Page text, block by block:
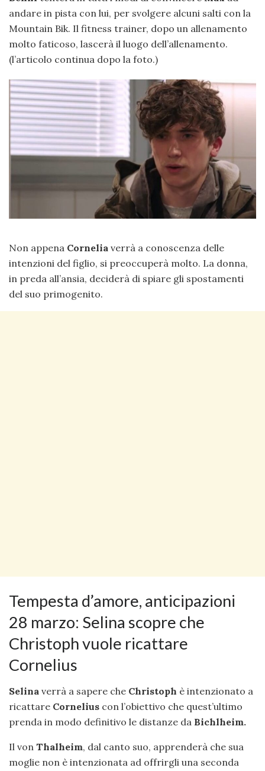
andare in pista con lui, per svolgere alcuni salti con la
Mountain Bik. Il fitness trainer, dopo un allenamento
molto faticoso, lascerà il luogo dell’allenamento.
(l’articolo continua dopo la foto.)
Non appena Cornelia verrà a conoscenza delle
intenzioni del figlio, si preoccuperà molto. La donna,
in preda all’ansia, deciderà di spiare gli spostamenti
del suo primogenito.
Tempesta d’amore, anticipazioni
28 marzo: Selina scopre che
Christoph vuole ricattare
Cornelius
Selina verrà a sapere che Christoph è intenzionato a
ricattare Cornelius con l’obiettivo che quest’ultimo
prenda in modo definitivo le distanze da Bichlheim.
Il von Thalheim, dal canto suo, apprenderà che sua
moglie non è intenzionata ad offrirgli una seconda